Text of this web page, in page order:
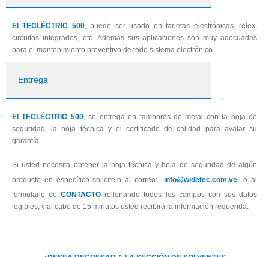
El TECLÉCTRIC 500, puede ser usado en tarjetas electrónicas, relex,
circuitos integrados, etc. Además sus aplicaciones son muy adecuadas
para el mantenimiento preventivo de todo sistema electrónico.
Entrega
El TECLÉCTRIC 500, se entrega en tambores de metal con la hoja de
seguridad, la hoja técnica y el certificado de calidad para avalar su
garantía.
Si usted necesita obtener la hoja técnica y hoja de seguridad de algún
producto en específico solicítelo al correo:
info@widetec.com.ve
o al
formulario deCONTACTO rellenando todos los campos con sus datos
legibles, y al cabo de 15 minutos usted recibirá la información requerida.